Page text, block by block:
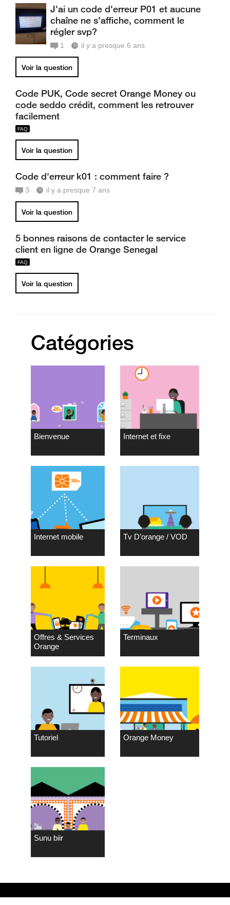
J'ai un code d'erreur P01 et aucune
chaîne ne s'affiche, comment le
régler svp?
1 il y a presque 6 ans
Voir la question
Code PUK, Code secret Orange Money ou
code seddo crédit, comment les retrouver
facilement
Voir la question
Code d'erreur k01 : comment faire ?
3 il y a presque 7 ans
Voir la question
5 bonnes raisons de contacter le service
client en ligne de Orange Senegal
Voir la question
Catégories
Bienvenue Internet et fixe
Internet mobile Tv D’orange / VOD
Offres & Services
Orange
Terminaux
Tutoriel Orange Money
Sunu biir